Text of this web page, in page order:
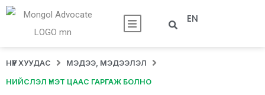
EN
НҮҮР ХУУДАС МЭДЭЭ, МЭДЭЭЛЭЛ
НИЙСЛЭЛ ҮНЭТ ЦААС ГАРГАЖ БОЛНО